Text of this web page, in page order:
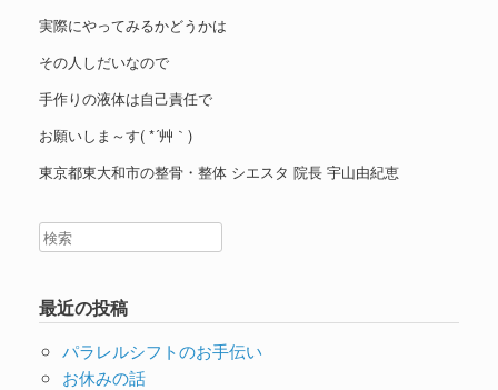
実際にやってみるかどうかは
その人しだいなので
手作りの液体は自己責任で
お願いしま～す( *´艸｀)
東京都東大和市の整骨・整体 シエスタ 院長 宇山由紀恵
最近の投稿
パラレルシフトのお手伝い
お休みの話